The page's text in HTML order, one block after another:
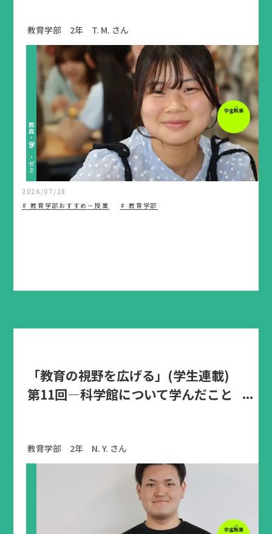
教育学部 2年 T. M. さん
教員・学び・ゼミ
2026/07/28
学生執筆
教育学部おすすめ－授業 教育学部
「教育の視野を広げる」(学生連載)
第11回―科学館について学んだこと
教育学部 2年 N. Y. さん
学生執筆